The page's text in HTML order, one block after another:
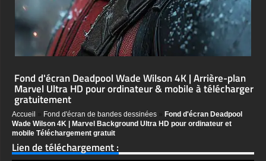
Fond d'écran Deadpool Wade Wilson 4K | Arrière-plan
Marvel Ultra HD pour ordinateur & mobile à télécharger
gratuitement
Accueil Fond d'écran de bandes dessinées
Fond d'écran Deadpool
Wade Wilson 4K | Marvel Background Ultra HD pour ordinateur et
mobile Téléchargement gratuit
Lien de téléchargement :